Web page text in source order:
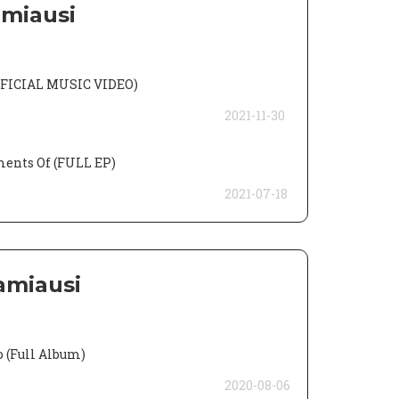
MUSIC VIDEO)
2021-11-30
Of (FULL EP)
2021-07-18
(Full Album)
2020-08-06